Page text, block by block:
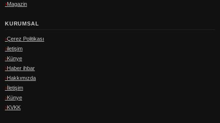
Magazin
KURUMSAL
Çerez Politikası
iletişim
Künye
Haber ihbar
Hakkımızda
İletişim
Künye
KVKK